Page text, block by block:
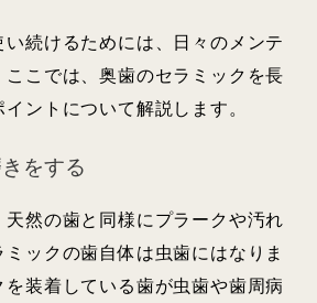
続けるためには、日々のメンテ
こでは、奥歯のセラミックを長
ントについて解説します。
をする
天然の歯と同様にプラークや汚れ
ックの歯自体は虫歯にはなりま
装着している歯が虫歯や歯周病